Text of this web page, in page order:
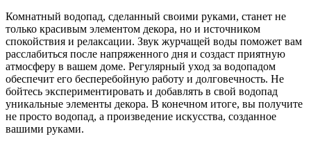
Комнатный водопад, сделанный своими руками, станет не
только красивым элементом декора, но и источником
спокойствия и релаксации. Звук журчащей воды поможет вам
расслабиться после напряженного дня и создаст приятную
атмосферу в вашем доме. Регулярный уход за водопадом
обеспечит его бесперебойную работу и долговечность. Не
бойтесь экспериментировать и добавлять в свой водопад
уникальные элементы декора. В конечном итоге, вы получите
не просто водопад, а произведение искусства, созданное
вашими руками.